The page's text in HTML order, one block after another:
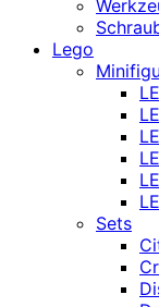
Lego
Sets